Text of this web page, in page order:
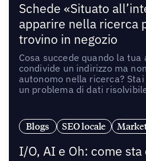
Schede «Situato
apparire nella ricerca
trovino in negozio
Cosa succede quando la
condivide un indirizzo ma
autonomo nella ricerca?
un problema di dati
Blogs SEO locale
I/O, AI e Oh: come sta